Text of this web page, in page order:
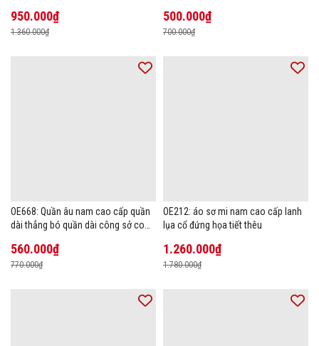
950.000₫
1.360.000₫
500.000₫
700.000₫
OE668: Quần âu nam cao cấp quần
dài thẳng bó quần dài công sở co
560.000₫
770.000₫
OE212: áo sơ mi nam cao cấp lanh
lụa cổ đứng họa tiết thêu
1.260.000₫
1.780.000₫